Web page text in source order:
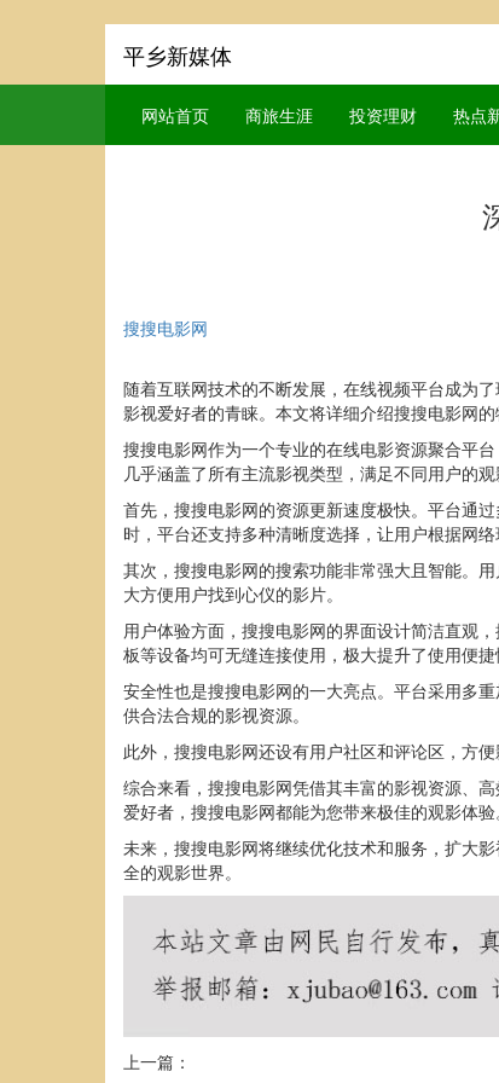
平乡新媒体
网站首页 商旅生涯 投资理财 热点
搜搜电影网
随着互联网技术的不断发展，在线视频平台成为
影视爱好者的青睐。本文将详细介绍搜搜电影网
搜搜电影网作为一个专业的在线电影资源聚合平
几乎涵盖了所有主流影视类型，满足不同用户的观
首先，搜搜电影网的资源更新速度极快。平台通
时，平台还支持多种清晰度选择，让用户根据网络
其次，搜搜电影网的搜索功能非常强大且智能。
大方便用户找到心仪的影片。
用户体验方面，搜搜电影网的界面设计简洁直观
板等设备均可无缝连接使用，极大提升了使用便捷
安全性也是搜搜电影网的一大亮点。平台采用多
供合法合规的影视资源。
此外，搜搜电影网还设有用户社区和评论区，方
综合来看，搜搜电影网凭借其丰富的影视资源、
爱好者，搜搜电影网都能为您带来极佳的观影体验
未来，搜搜电影网将继续优化技术和服务，扩大
全的观影世界。
上一篇：